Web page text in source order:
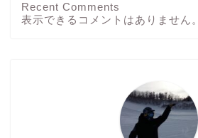
Recent Comments
表示できるコメントはありません。